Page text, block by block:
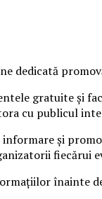
dedicată
gratuite și
cu publicul
și
fiecărui
înainte